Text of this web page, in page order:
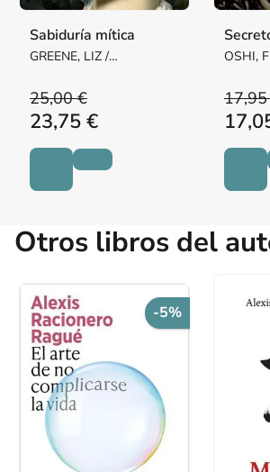
Sabiduría mítica
GREENE, LIZ /
JULIET
25,00 €
23,75 €
OSHI,
Otros libros del
-5%